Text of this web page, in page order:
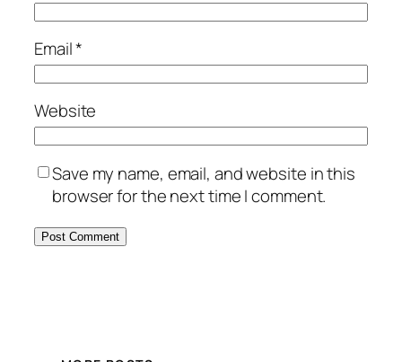
Email*
Website
Save my name, email, and website in this
browser for the next time I comment.